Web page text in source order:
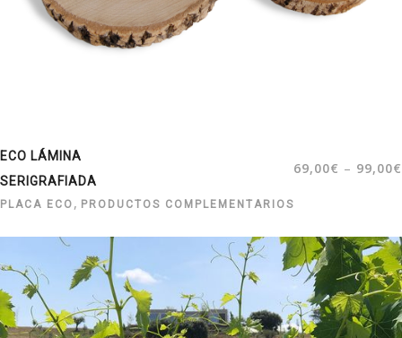
ECO LÁMINA
SERIGRAFIADA
69,00€ – 99,00€
PLACA ECO , PRODUCTOS COMPLEMENTARIOS